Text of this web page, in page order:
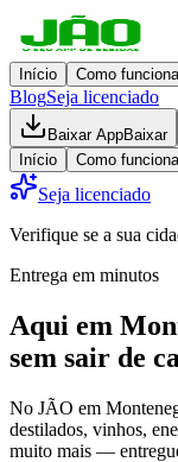
Início Como funciona
BlogSeja licenciado
Baixar AppBaixar
Início
Como funciona
Seja licenciado
Verifique se a sua
Entrega em minutos
Aqui em
sem sair de
No JÃO em
destilados, vinhos,
muito mais —